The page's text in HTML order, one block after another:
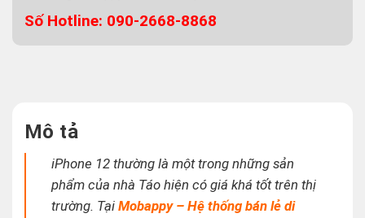
Số Hotline: 090-2668-8868
Mô tả
iPhone 12 thường là một trong những sản
phẩm của nhà Táo hiện có giá khá tốt trên thị
trường. TạiMobappy – Hệ thống bán lẻ di